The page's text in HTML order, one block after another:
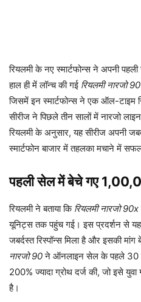
रियलमी के नए स्मार्टफोन्स ने अपनी
हाल ही में लॉन्च की गई रियलमी नारजो
जिसमें इन स्मार्टफोन्स ने एक ऑल-टाइम
सीरीज ने पिछले तीन सालों में नारजो
रियलमी के अनुसार, यह सीरीज अपनी
स्मार्टफोन बाजार में तहलका मचाने में
पहली सेल में बेचे गए
रियलमी ने बताया कि रियलमी नारजो 90x
यूनिट्स तक पहुंच गई। इस प्रदर्शन से
जबर्दस्त रिस्पॉन्स मिला है और इसकी
नारजो 90ने ऑनलाइन सेल के पहले 30
200% ज्यादा ग्रोथ दर्ज की, जो इसे युवा
है।